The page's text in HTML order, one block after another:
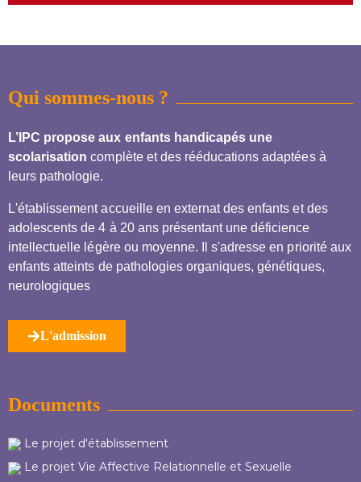
Qui sommes-nous ?
L’IPC propose aux enfants handicapés une
scolarisation complète et des rééducations adaptées à
leurs pathologie.
L'établissement accueille en externat des enfants et des
adolescents de 4 à 20 ans présentant une déficience
intellectuelle légère ou moyenne. Il s'adresse en priorité aux
enfants atteints de pathologies organiques, génétiques,
neurologiques
L'admission
Documents
Le projet d'établissement
Le projet Vie Affective Relationnelle et Sexuelle